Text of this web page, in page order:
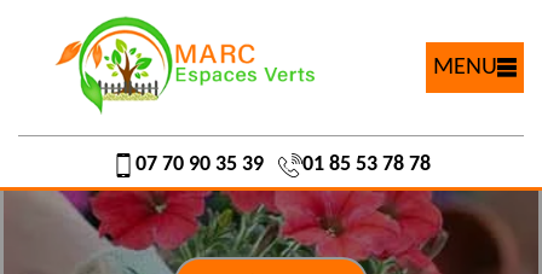
MENU
07 70 90 35 39 01 85 53 78 78